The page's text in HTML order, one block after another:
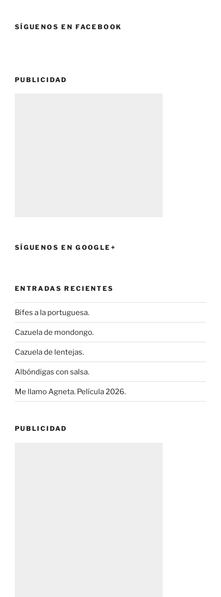
TRADICIÓN
SÍGUENOS EN FACEBOOK
PUBLICIDAD
SÍGUENOS EN GOOGLE+
ENTRADAS RECIENTES
Bifes a la portuguesa.
Cazuela de mondongo.
Cazuela de lentejas.
Albóndigas con salsa.
Me llamo Agneta. Película 2026.
PUBLICIDAD